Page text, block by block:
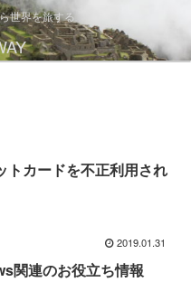
世界を旅する
トカードを不正利用され
2019.01.31
関連のお役立ち情報